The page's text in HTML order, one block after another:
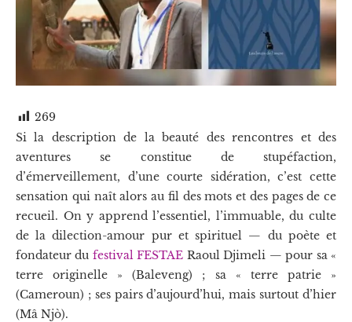
269
Si la description de la beauté des rencontres et des
aventures se constitue de stupéfaction,
d’émerveillement, d’une courte sidération, c’est cette
sensation qui naît alors au fil des mots et des pages de ce
recueil. On y apprend l’essentiel, l’immuable, du culte
de la dilection-amour pur et spirituel — du poète et
fondateur du festival FESTAE Raoul Djimeli — pour sa «
terre originelle » (Baleveng) ; sa « terre patrie »
(Cameroun) ; ses pairs d’aujourd’hui, mais surtout d’hier
(Mâ Njò).